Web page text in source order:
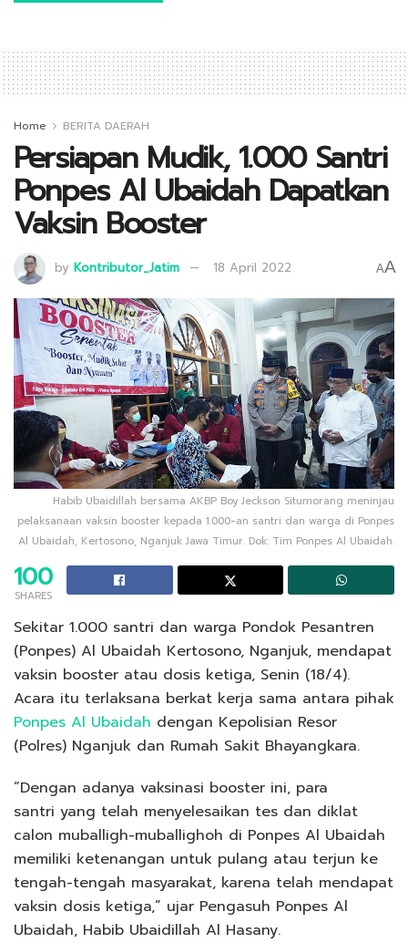
Home BERITA DAERAH
Persiapan Mudik, 1.000 Santri
Ponpes Al Ubaidah Dapatkan
Vaksin Booster
by Kontributor_Jatim 18 April 2022 AA
Habib Ubaidillah bersama AKBP Boy Jeckson Situmorang meninjau
pelaksanaan vaksin booster kepada 1.000-an santri dan warga di Ponpes
Al Ubaidah, Kertosono, Nganjuk Jawa Timur. Dok: Tim Ponpes Al Ubaidah.
100
SHARES
Sekitar 1.000 santri dan warga Pondok Pesantren
(Ponpes) Al Ubaidah Kertosono, Nganjuk, mendapat
vaksin booster atau dosis ketiga, Senin (18/4).
Acara itu terlaksana berkat kerja sama antara pihak
Ponpes Al Ubaidah dengan Kepolisian Resor
(Polres) Nganjuk dan Rumah Sakit Bhayangkara.
“Dengan adanya vaksinasi booster ini, para
santri yang telah menyelesaikan tes dan diklat
calon muballigh-muballighoh di Ponpes Al Ubaidah
memiliki ketenangan untuk pulang atau terjun ke
tengah-tengah masyarakat, karena telah mendapat
vaksin dosis ketiga,” ujar Pengasuh Ponpes Al
Ubaidah, Habib Ubaidillah Al Hasany.